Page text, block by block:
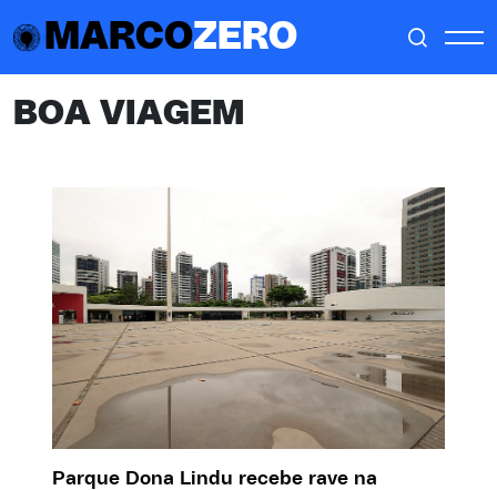
MARCOZERO
BOA VIAGEM
Parque Dona Lindu recebe rave na